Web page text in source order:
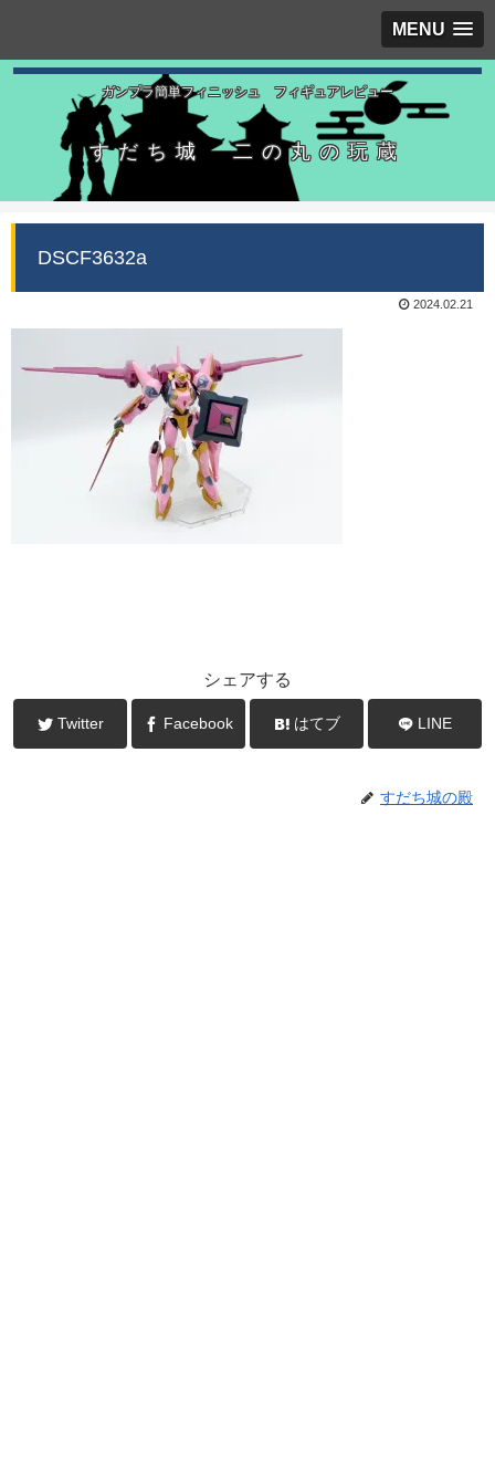
MENU
ガンプラ簡単フィニッシュ フィギュアレビュー
すだち城 二の丸の玩蔵
DSCF3632a
2024.02.21
シェアする
Twitter Facebook はてブ LINE
すだち城の殿